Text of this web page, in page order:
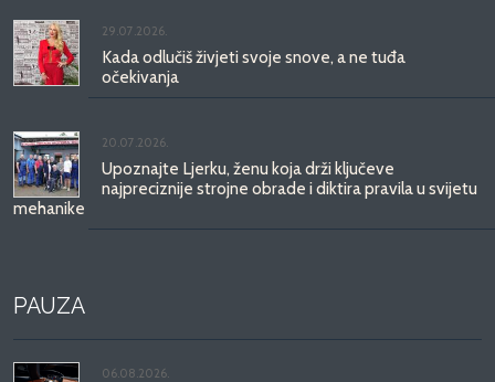
29.07.2026.
Kada odlučiš živjeti svoje snove, a ne tuđa
očekivanja
20.07.2026.
Upoznajte Ljerku, ženu koja drži ključeve
najpreciznije strojne obrade i diktira pravila u svijetu
mehanike
PAUZA
06.08.2026.